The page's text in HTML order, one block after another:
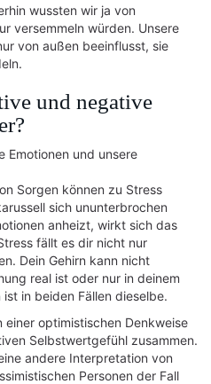
wussten wir ja von
versemmeln würden. Unsere
von außen beeinflusst, sie
und negative
Emotionen und unsere
Sorgen können zu Stress
sich ununterbrochen
anheizt, wirkt sich das
fällt es dir nicht nur
Dein Gehirn kann nicht
real ist oder nur in deinem
in beiden Fällen dieselbe.
einer optimistischen Denkweise
Selbstwertgefühl zusammen.
andere Interpretation von
Personen der Fall